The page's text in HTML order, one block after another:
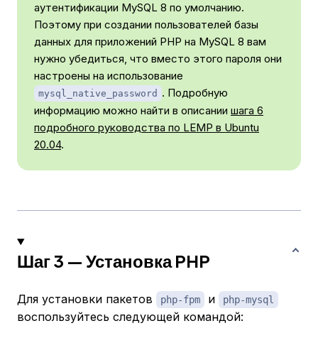
аутентификации MySQL 8 по умолчанию.
Поэтому при создании пользователей базы
данных для приложений PHP на MySQL 8 вам
нужно убедиться, что вместо этого пароля они
настроены на использование
mysql_native_password . Подробную
информацию можно найти в описании шага 6
подробного руководства по LEMP в Ubuntu
20.04.
Шаг 3 — Установка PHP
Для установки пакетов php-fpm и php-mysql
воспользуйтесь следующей командой: